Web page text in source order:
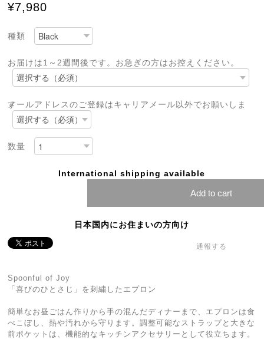
¥7,980
種類
お届けは1～2週間後です。お急ぎの方はお控えください。
メールアドレスのご登録はキャリアメール以外でお願いします
数量
International shipping available
Add to cart
日本国内にお住まいの方向け
通報する
Spoonful of Joy
「喜びのひとさじ」を刺繍したエプロン
簡単なお昼ごはん作りから手の混んだディナーまで、エプロンは食
べこぼし、熱や汚れから守ります。調整可能なストラップと大きな
前ポケットは、機能的なキッチンアクセサリーとして役立ちます。